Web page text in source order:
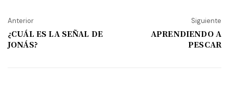
Anterior
¿CUÁL ES LA SEÑAL DE
JONÁS?
Siguiente
APRENDIENDO A
PESCAR